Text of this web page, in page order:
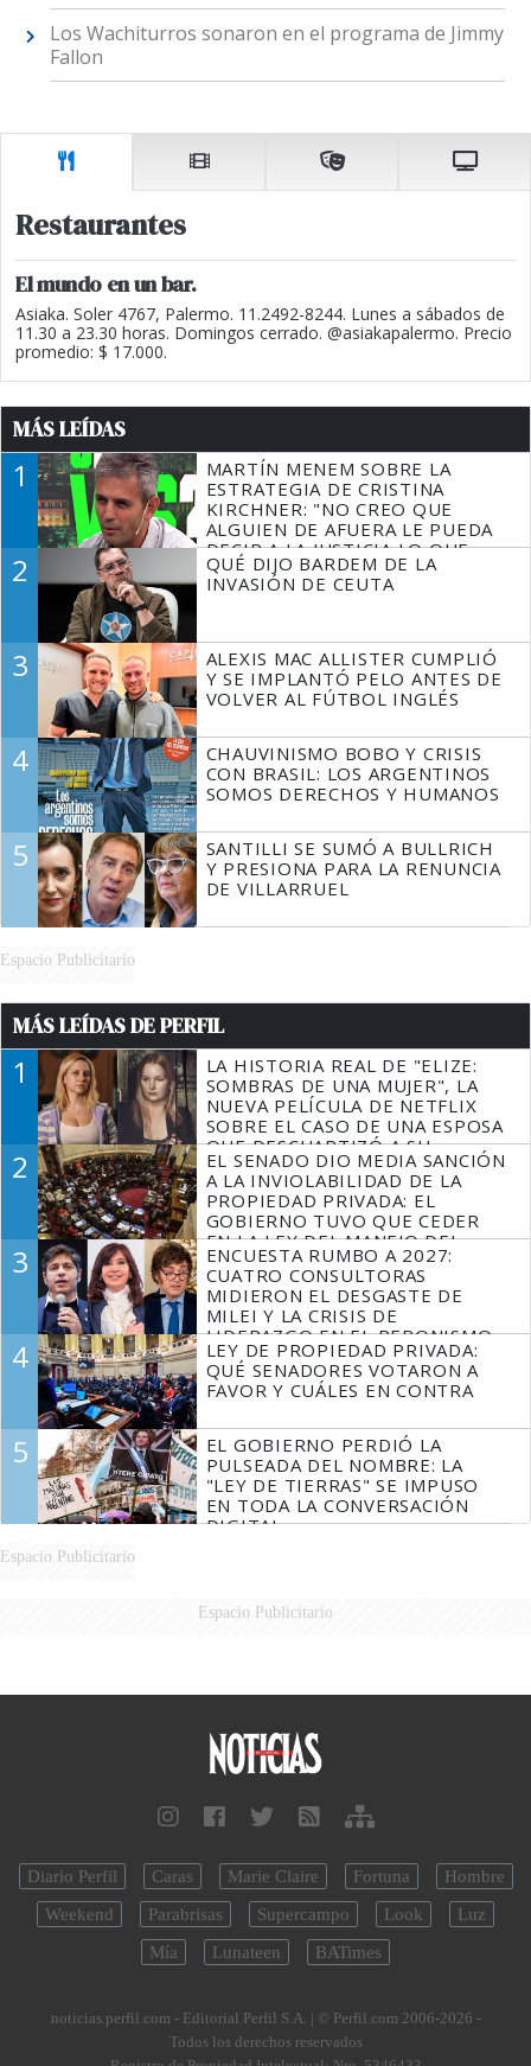
Los Wachiturros sonaron en el programa de Jimmy
Fallon
Restaurantes
El mundo en un bar.
Asiaka. Soler 4767, Palermo. 11.2492-8244. Lunes a sábados de
11.30 a 23.30 horas. Domingos cerrado. @asiakapalermo. Precio
promedio: $ 17.000.
MÁS LEÍDAS
1
MARTÍN MENEM SOBRE LA
ESTRATEGIA DE CRISTINA
KIRCHNER: "NO CREO QUE
ALGUIEN DE AFUERA LE PUEDA
DECIR A LA JUSTICIA LO QUE
TIENE QUE HACER"
2
QUÉ DIJO BARDEM DE LA
INVASIÓN DE CEUTA
3
ALEXIS MAC ALLISTER CUMPLIÓ
Y SE IMPLANTÓ PELO ANTES DE
VOLVER AL FÚTBOL INGLÉS
4
CHAUVINISMO BOBO Y CRISIS
CON BRASIL: LOS ARGENTINOS
SOMOS DERECHOS Y HUMANOS
5
SANTILLI SE SUMÓ A BULLRICH
Y PRESIONA PARA LA RENUNCIA
DE VILLARRUEL
Espacio Publicitario
MÁS LEÍDAS DE PERFIL
1
LA HISTORIA REAL DE "ELIZE:
SOMBRAS DE UNA MUJER", LA
NUEVA PELÍCULA DE NETFLIX
SOBRE EL CASO DE UNA ESPOSA
QUE DESCUARTIZÓ A SU
MARIDO
2
EL SENADO DIO MEDIA SANCIÓN
A LA INVIOLABILIDAD DE LA
PROPIEDAD PRIVADA: EL
GOBIERNO TUVO QUE CEDER
EN LA LEY DEL MANEJO DEL
FUEGO
3
ENCUESTA RUMBO A 2027:
CUATRO CONSULTORAS
MIDIERON EL DESGASTE DE
MILEI Y LA CRISIS DE
LIDERAZGO EN EL PERONISMO
4
LEY DE PROPIEDAD PRIVADA:
QUÉ SENADORES VOTARON A
FAVOR Y CUÁLES EN CONTRA
5
EL GOBIERNO PERDIÓ LA
PULSEADA DEL NOMBRE: LA
"LEY DE TIERRAS" SE IMPUSO
EN TODA LA CONVERSACIÓN
DIGITAL
Espacio Publicitario
Espacio Publicitario
Diario Perfil Caras Marie Claire Fortuna
Hombre
Weekend
Parabrisas Supercampo Look
Luz
Mía
Lunateen BATimes
noticias.perfil.com - Editorial Perfil S.A. | © Perfil.com 2006-2026 -
Todos los derechos reservados